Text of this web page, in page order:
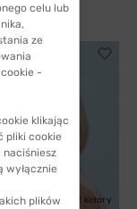
69,99 zł
24H 2 kolory
celu lub
ze
-
klikając
pliki cookie
naciśniesz
wyłącznie
plików